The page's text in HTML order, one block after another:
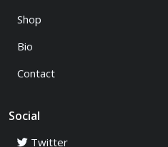
Shop
Bio
Contact
Social
Twitter